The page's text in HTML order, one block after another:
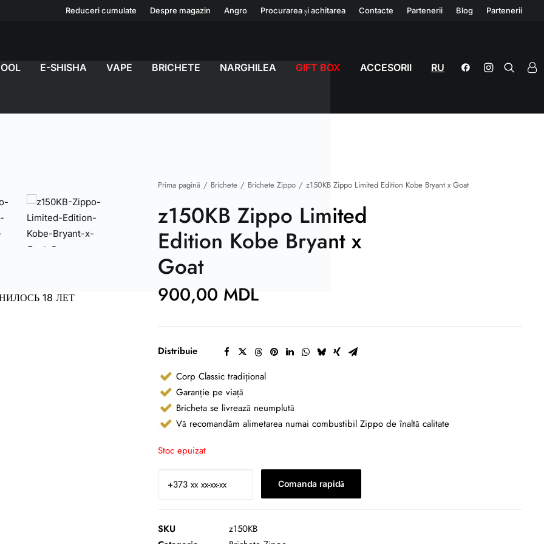
Reduceri cumulate Despre magazin Angro Procurarea și achitarea Contacte Partenerii Blog Partenerii
E-SHISHA VAPE BRICHETE NARGHILEA GIFT BOX ACCESORII RU
Prima pagină Brichete Brichete Zippo z150KB Zippo Limited Edition Kobe Bryant x Goat
z150KB Zippo Limited
Edition Kobe Bryant x
Goat
900,00 MDL
Distribuie
Corp Classic tradițional
Garanție pe viață
Bricheta se livrează neumplută
Vă recomandăm alimetarea numai combustibil Zippo de înaltă calitate
Stoc epuizat
Comanda rapidă
SKU
z150KB
18 ЛЕТ